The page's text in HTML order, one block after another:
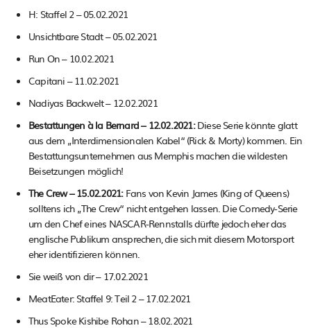
H: Staffel 2 – 05.02.2021
Unsichtbare Stadt – 05.02.2021
Run On – 10.02.2021
Capitani – 11.02.2021
Nadiyas Backwelt – 12.02.2021
Bestattungen à la Bernard – 12.02.2021:Diese Serie könnte glatt
aus dem „Interdimensionalen Kabel“ (Rick & Morty) kommen. Ein
Bestattungsunternehmen aus Memphis machen die wildesten
Beisetzungen möglich!
The Crew – 15.02.2021: Fans von Kevin James (King of Queens)
solltens ich „The Crew“ nicht entgehen lassen. Die Comedy-Serie
um den Chef eines NASCAR-Rennstalls dürfte jedoch eher das
englische Publikum ansprechen, die sich mit diesem Motorsport
eher identifizieren können.
Sie weiß von dir – 17.02.2021
MeatEater: Staffel 9: Teil 2 – 17.02.2021
Thus Spoke Kishibe Rohan – 18.02.2021